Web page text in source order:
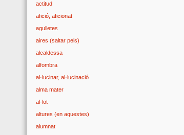
actitud
afició, aficionat
agulletes
aires (saltar pels)
alcaldessa
alfombra
al·lucinar, al·lucinació
alma mater
al·lot
altures (en aquestes)
alumnat